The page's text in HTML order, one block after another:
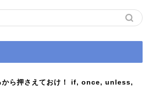
から押さえておけ！ if, once, unless,